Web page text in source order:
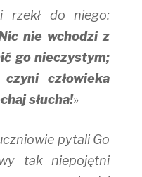
rzekł do niego:
nie wchodzi z
go nieczystym;
człowieka
słucha!»
pytali Go
tak niepojętni